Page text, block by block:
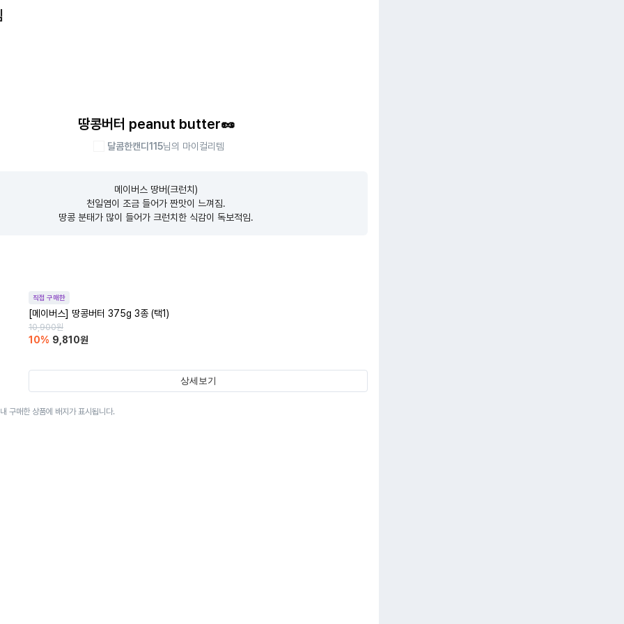
땅콩버터 peanut butter🥜
달콤한캔디115님의 마이컬리템
메이버스 땅버(크런치)
천일염이 조금 들어가 짠맛이 느껴짐.
땅콩 분태가 많이 들어가 크런치한 식감이 독보적임.
직접 구매한
[메이버스] 땅콩버터 375g 3종 (택1)
10,900원
10% 9,810원
상세보기
구매한 상품에 배지가 표시됩니다.